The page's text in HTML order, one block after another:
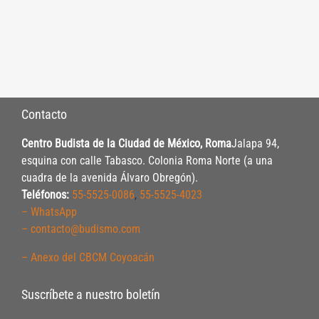
Contacto
Centro Budista de la Ciudad de México, RomaJalapa 94,
esquina con calle Tabasco. Colonia Roma Norte (a una
cuadra de la avenida Álvaro Obregón).
Teléfonos: 55-5525-0086, 55-5525-4023
– WhatsApp
– contacto@budismo.com
– Anexo del CBCM Coyoacán
Suscríbete a nuestro boletín